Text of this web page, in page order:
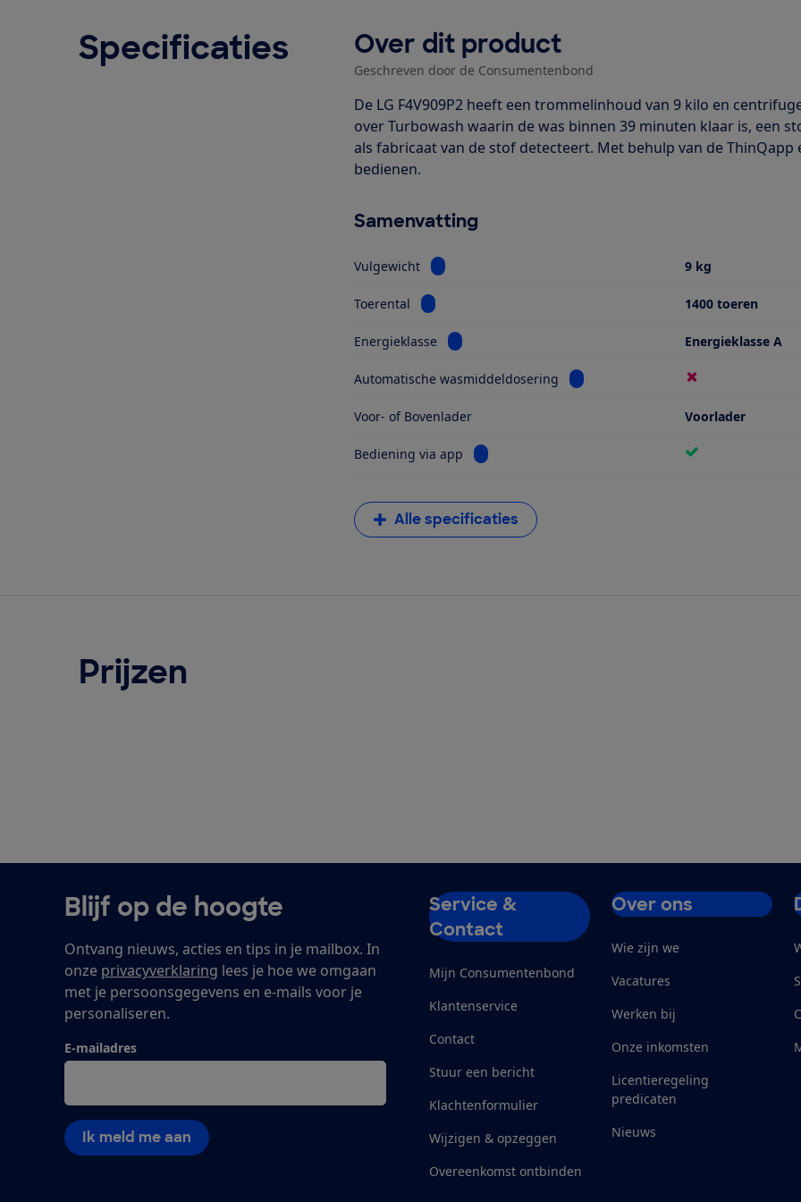
Specificaties Over dit product
Geschreven door de Consumentenbond
De LG F4V909P2 heeft een trommelinhoud van 9 kilo en
over Turbowash waarin de was binnen 39 minuten klaar is, een
als fabricaat van de stof detecteert. Met behulp van de ThinQapp
bedienen.
Samenvatting
Vulgewicht Bekijk informatie voor Vulgewicht 9 kg
Toerental Bekijk informatie voor Toerental 1400 toeren
Energieklasse Bekijk informatie voor Energieklasse Energieklasse A
Automatische wasmiddeldosering Bekijk informatie voor Automatische
Voor- of Bovenlader Voorlader
Bediening via app Bekijk informatie voor Bediening via app
Alle specificaties
Prijzen
Blijf op de hoogte
Ontvang nieuws, acties en tips in je mailbox. In
onze privacyverklaring lees je hoe we omgaan
met je persoonsgegevens en e-mails voor je
personaliseren.
E-mailadres
Ik meld me aan
Service &
Contact
Mijn Consumentenbond
Klantenservice
Contact
Stuur een bericht
Klachtenformulier
Wijzigen & opzeggen
Overeenkomst ontbinden
Over ons
Wie zijn we
Vacatures
Werken bij
Onze inkomsten
Licentieregeling
predicaten
Nieuws